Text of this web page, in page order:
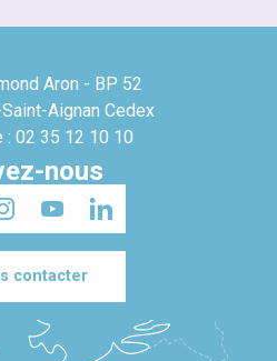
Aron - BP 52
Aignan Cedex
: 02 35 12 10 10
nous
contacter